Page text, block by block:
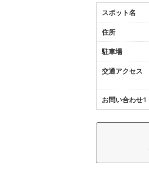
スポット名
住所
駐車場
交通アクセス
お問い合わせ1